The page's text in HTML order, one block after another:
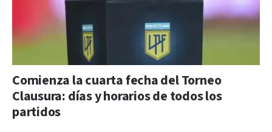
Comienza la cuarta fecha del Torneo
Clausura: días y horarios de todos los
partidos